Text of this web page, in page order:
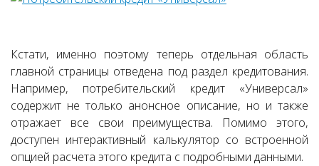
Кстати, именно поэтому теперь отдельная область
главной страницы отведена под раздел кредитования.
Например, потребительский кредит «Универсал»
содержит не только анонсное описание, но и также
отражает все свои преимущества. Помимо этого,
доступен интерактивный калькулятор со встроенной
опцией расчета этого кредита с подробными данными.